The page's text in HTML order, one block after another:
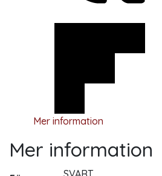
Mer information
Mer information
SVART